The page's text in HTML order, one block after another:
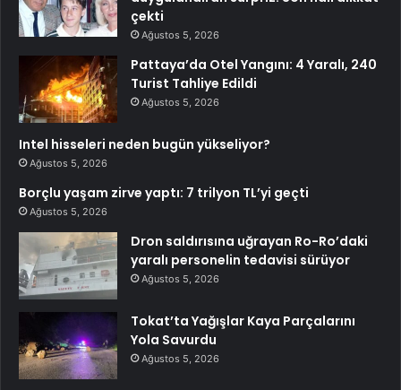
çekti
Ağustos 5, 2026
Pattaya’da Otel Yangını: 4 Yaralı, 240
Turist Tahliye Edildi
Ağustos 5, 2026
Intel hisseleri neden bugün yükseliyor?
Ağustos 5, 2026
Borçlu yaşam zirve yaptı: 7 trilyon TL’yi geçti
Ağustos 5, 2026
Dron saldırısına uğrayan Ro-Ro’daki
yaralı personelin tedavisi sürüyor
Ağustos 5, 2026
Tokat’ta Yağışlar Kaya Parçalarını
Yola Savurdu
Ağustos 5, 2026